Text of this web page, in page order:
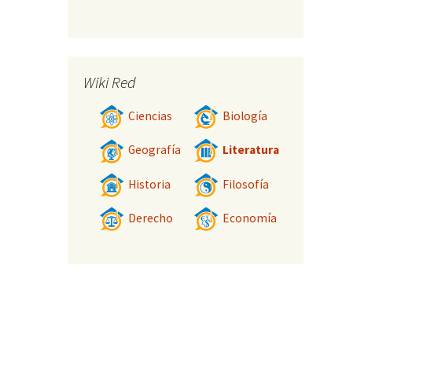
Wiki Red
Ciencias Biología
Geografía Literatura
Historia Filosofía
Derecho Economía